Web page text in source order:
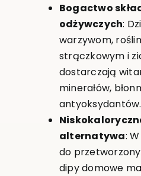
Bogactwo
odżywczych:
warzywom,
strączkowym i
dostarczają
minerałów,
antyoksydantów.
alternatywa:
do
dipy domowe